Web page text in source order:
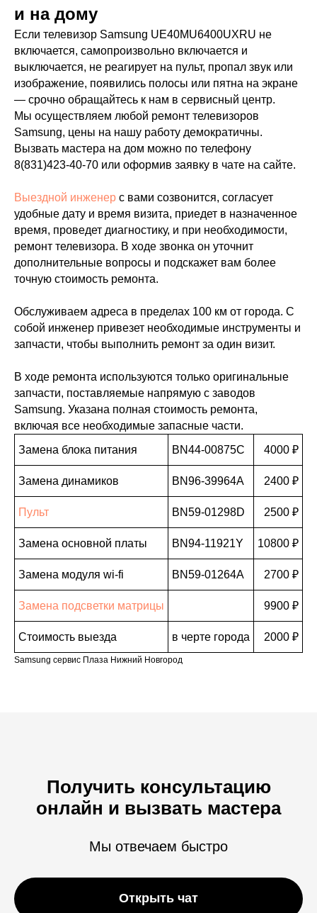
и на дому
Если телевизор Samsung UE40MU6400UXRU не
включается, самопроизвольно включается и
выключается, не реагирует на пульт, пропал звук или
изображение, появились полосы или пятна на экране
— срочно обращайтесь к нам в сервисный центр.
Мы осуществляем любой ремонт телевизоров
Samsung, цены на нашу работу демократичны.
Вызвать мастера на дом можно по телефону
8(831)423-40-70 или оформив заявку в чате на сайте.
Выездной инженер с вами созвонится, согласует
удобные дату и время визита, приедет в назначенное
время, проведет диагностику, и при необходимости,
ремонт телевизора. В ходе звонка он уточнит
дополнительные вопросы и подскажет вам более
точную стоимость ремонта.
Обслуживаем адреса в пределах 100 км от города. С
собой инженер привезет необходимые инструменты и
запчасти, чтобы выполнить ремонт за один визит.
В ходе ремонта используются только оригинальные
запчасти, поставляемые напрямую с заводов
Samsung. Указана полная стоимость ремонта,
включая все необходимые запасные части.
Замена блока питания
BN44-00875C 4000 ₽
Замена динамиков BN96-39964A 2400 ₽
Пульт BN59-01298D 2500 ₽
Замена основной платы BN94-11921Y 10800 ₽
Замена модуля wi-fi BN59-01264A 2700 ₽
Замена подсветки матрицы 9900 ₽
Стоимость выезда в черте города 2000 ₽
Samsung сервис Плаза Нижний Новгород
Получить консультацию
онлайн и вызвать мастера
Мы отвечаем быстро
Открыть чат